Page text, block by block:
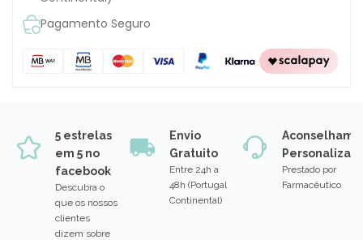
Pagamento Seguro
5 estrelas
em 5 no
facebook
Descubra o
que os nossos
clientes
dizem sobre
Envio
Gratuito
Entre 24h a
48h (Portugal
Continental)
Prestado por
Farmacêutico